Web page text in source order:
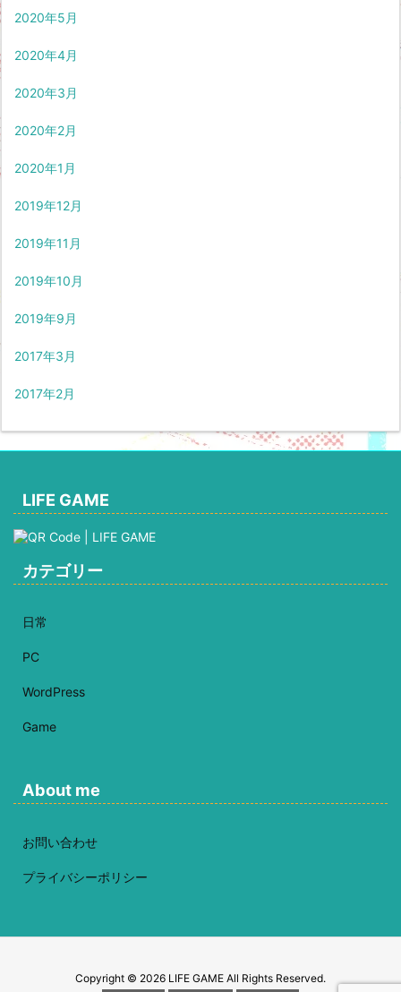
2020年5月
2020年4月
2020年3月
2020年2月
2020年1月
2019年12月
2019年11月
2019年10月
2019年9月
2017年3月
2017年2月
LIFE GAME
カテゴリー
日常
PC
WordPress
Game
About me
お問い合わせ
プライバシーポリシー
Copyright © 2026 LIFE GAME All Rights Reserved.